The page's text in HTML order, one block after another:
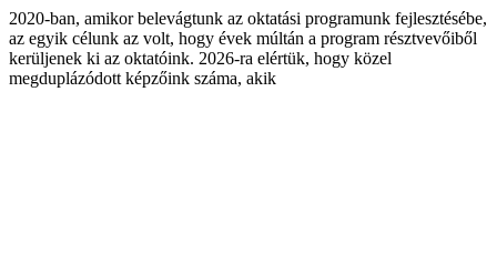
2020-ban, amikor belevágtunk az oktatási programunk fejlesztésébe,
az egyik célunk az volt, hogy évek múltán a program résztvevőiből
kerüljenek ki az oktatóink. 2026-ra elértük, hogy közel
megduplázódott képzőink száma, akik